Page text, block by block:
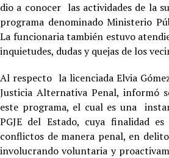
dio a conocer las actividades de la
programa denominado Ministerio
La funcionaria también estuvo
inquietudes, dudas y quejas de los
Al respecto la licenciada Elvia
Justicia Alternativa Penal, informó
este programa, el cual es una
PGJE del Estado, cuya finalidad
conflictos de manera penal, en
involucrando voluntaria y